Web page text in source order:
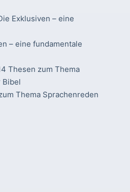
Exklusiven – eine
– eine fundamentale
Thesen zum Thema
Bibel
Thema Sprachenreden